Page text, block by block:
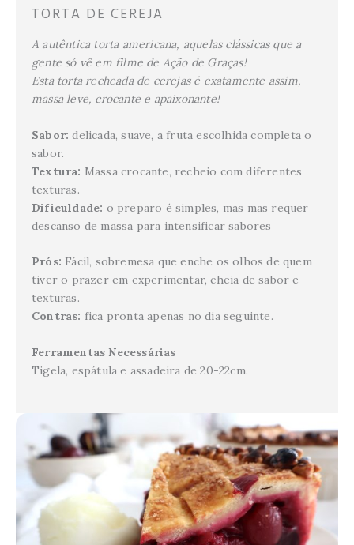
TORTA DE CEREJA
A autêntica torta americana, aquelas clássicas que a
gente só vê em filme de Ação de Graças!
Esta torta recheada de cerejas é exatamente assim,
massa leve, crocante e apaixonante!
Sabor:delicada, suave, a fruta escolhida completa o
sabor.
Textura: Massa crocante, recheio com diferentes
texturas.
Dificuldade: o preparo é simples, mas mas requer
descanso de massa para intensificar sabores
Prós: Fácil, sobremesa que enche os olhos de quem
tiver o prazer em experimentar, cheia de sabor e
texturas.
Contras: fica pronta apenas no dia seguinte.
Ferramentas Necessárias
Tigela, espátula e assadeira de 20-22cm.